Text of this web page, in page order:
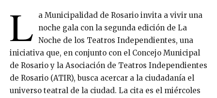
L
a Municipalidad de Rosario invita a vivir una
noche gala con la segunda edición de La
Noche de los Teatros Independientes, una
iniciativa que, en conjunto con el Concejo Municipal
de Rosario y la Asociación de Teatros Independientes
de Rosario (ATIR), busca acercar a la ciudadanía el
universo teatral de la ciudad. La cita es el miércoles